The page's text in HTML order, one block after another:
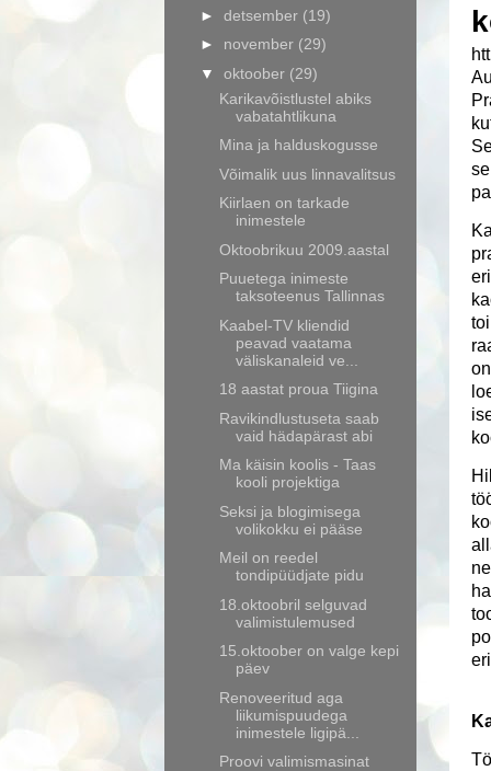
► detsember (19)
► november (29)
▼ oktoober (29)
Karikavõistlustel abiks
vabatahtlikuna
Mina ja halduskogusse
Võimalik uus linnavalitsus
Kiirlaen on tarkade
inimestele
Oktoobrikuu 2009.aastal
Puuetega inimeste
taksoteenus Tallinnas
Kaabel-TV kliendid
peavad vaatama
väliskanaleid ve...
18 aastat proua Tiigina
Ravikindlustuseta saab
vaid hädapärast abi
Ma käisin koolis - Taas
kooli projektiga
Seksi ja blogimisega
volikokku ei pääse
Meil on reedel
tondipüüdjate pidu
18.oktoobril selguvad
valimistulemused
15.oktoober on valge kepi
päev
Renoveeritud aga
liikumispuudega
inimestele ligipä...
Proovi valimismasinat